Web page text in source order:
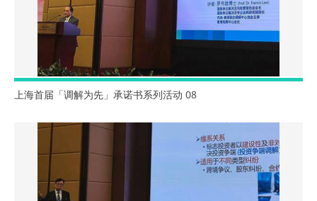
上海首届「调解为先」承诺书系列活动 08